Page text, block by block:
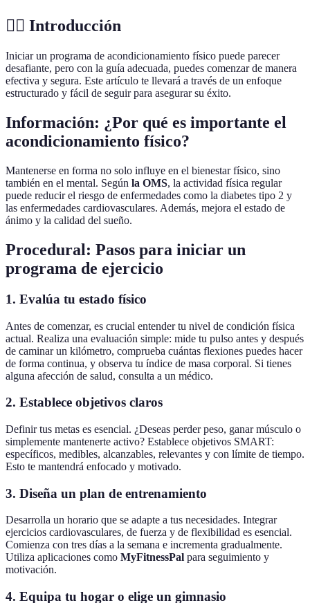
🏋️‍♂️ Introducción
Iniciar un programa de acondicionamiento físico puede parecer
desafiante, pero con la guía adecuada, puedes comenzar de manera
efectiva y segura. Este artículo te llevará a través de un enfoque
estructurado y fácil de seguir para asegurar su éxito.
Información: ¿Por qué es importante el
acondicionamiento físico?
Mantenerse en forma no solo influye en el bienestar físico, sino
también en el mental. Según la OMS, la actividad física regular
puede reducir el riesgo de enfermedades como la diabetes tipo 2 y
las enfermedades cardiovasculares. Además, mejora el estado de
ánimo y la calidad del sueño.
Procedural: Pasos para iniciar un
programa de ejercicio
1. Evalúa tu estado físico
Antes de comenzar, es crucial entender tu nivel de condición física
actual. Realiza una evaluación simple: mide tu pulso antes y después
de caminar un kilómetro, comprueba cuántas flexiones puedes hacer
de forma continua, y observa tu índice de masa corporal. Si tienes
alguna afección de salud, consulta a un médico.
2. Establece objetivos claros
Definir tus metas es esencial. ¿Deseas perder peso, ganar músculo o
simplemente mantenerte activo? Establece objetivos SMART:
específicos, medibles, alcanzables, relevantes y con límite de tiempo.
Esto te mantendrá enfocado y motivado.
3. Diseña un plan de entrenamiento
Desarrolla un horario que se adapte a tus necesidades. Integrar
ejercicios cardiovasculares, de fuerza y de flexibilidad es esencial.
Comienza con tres días a la semana e incrementa gradualmente.
Utiliza aplicaciones como MyFitnessPal para seguimiento y
motivación.
4. Equipa tu hogar o elige un gimnasio